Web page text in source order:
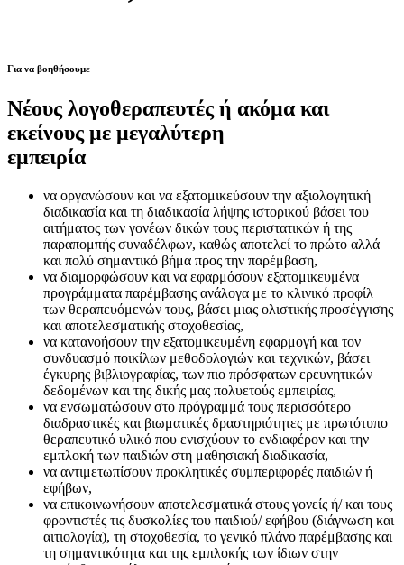
Για να βοηθήσουμε
Nέους λογοθεραπευτές ή ακόμα και
εκείνους με μεγαλύτερη
εμπειρία
να οργανώσουν και να εξατομικεύσουν την αξιολογητική
διαδικασία και τη διαδικασία λήψης ιστορικού βάσει του
αιτήματος των γονέων δικών τους περιστατικών ή της
παραπομπής συναδέλφων, καθώς αποτελεί το πρώτο αλλά
και πολύ σημαντικό βήμα προς την παρέμβαση,
να διαμορφώσουν και να εφαρμόσουν εξατομικευμένα
προγράμματα παρέμβασης ανάλογα με το κλινικό προφίλ
των θεραπευόμενών τους, βάσει μιας ολιστικής προσέγγισης
και αποτελεσματικής στοχοθεσίας,
να κατανοήσουν την εξατομικευμένη εφαρμογή και τον
συνδυασμό ποικίλων μεθοδολογιών και τεχνικών, βάσει
έγκυρης βιβλιογραφίας, των πιο πρόσφατων ερευνητικών
δεδομένων και της δικής μας πολυετούς εμπειρίας,
να ενσωματώσουν στο πρόγραμμά τους περισσότερο
διαδραστικές και βιωματικές δραστηριότητες με πρωτότυπο
θεραπευτικό υλικό που ενισχύουν το ενδιαφέρον και την
εμπλοκή των παιδιών στη μαθησιακή διαδικασία,
να αντιμετωπίσουν προκλητικές συμπεριφορές παιδιών ή
εφήβων,
να επικοινωνήσουν αποτελεσματικά στους γονείς ή/ και τους
φροντιστές τις δυσκολίες του παιδιού/ εφήβου (διάγνωση και
αιτιολογία), τη στοχοθεσία, το γενικό πλάνο παρέμβασης και
τη σημαντικότητα και της εμπλοκής των ίδιων στην